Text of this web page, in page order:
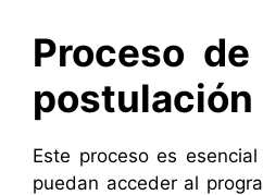
Proceso
postulación
Este proceso es
puedan acceder al